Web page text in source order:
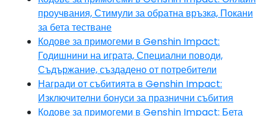
проучвания, Стимули за обратна връзка, Покани
за бета тестване
Кодове за примогеми в Genshin Impact:
Годишнини на играта, Специални поводи,
Съдържание, създадено от потребители
Награди от събитията в Genshin Impact:
Изключителни бонуси за празнични събития
Кодове за примогеми в Genshin Impact: Бета